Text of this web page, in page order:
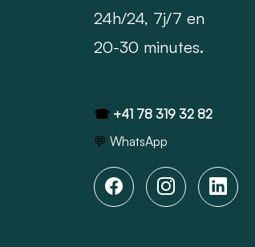
24h/24, 7j/7 en
20-30 minutes.
☎ +41 78 319 32 82
💬 WhatsApp